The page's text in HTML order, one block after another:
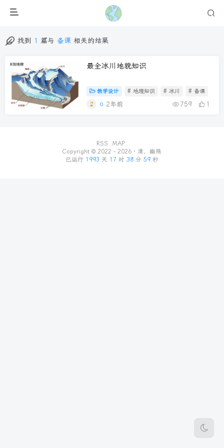
找到 1 篇与 备课 相关的结果
最全冰川地貌知识
教学设计 # 地理知识 # 冰川 # 备课
2年前 759 1
RSS
MAP
Copyright © 2022 - 2026 · 清，幽殇
已运行 1993 天 17 时 38 分 59 秒